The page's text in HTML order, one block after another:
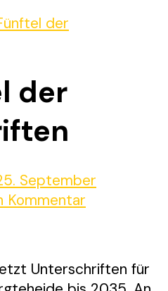
der
der
September
Kommentar
Unterschriften für